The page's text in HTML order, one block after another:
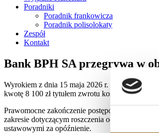
Poradniki
Poradnik frankowicza
Poradnik polisolokaty
Zespół
Kontakt
Bank BPH SA przegrywa w
Wyrokiem z dnia 15 maja 2026 r. Sąd II
kwotę 8 100 zł tytułem zwrotu kosztów
Prawomocne zakończenie postępowania
zakresie dotyczącym roszczenia odsetkowego
ustawowymi za opóźnienie.